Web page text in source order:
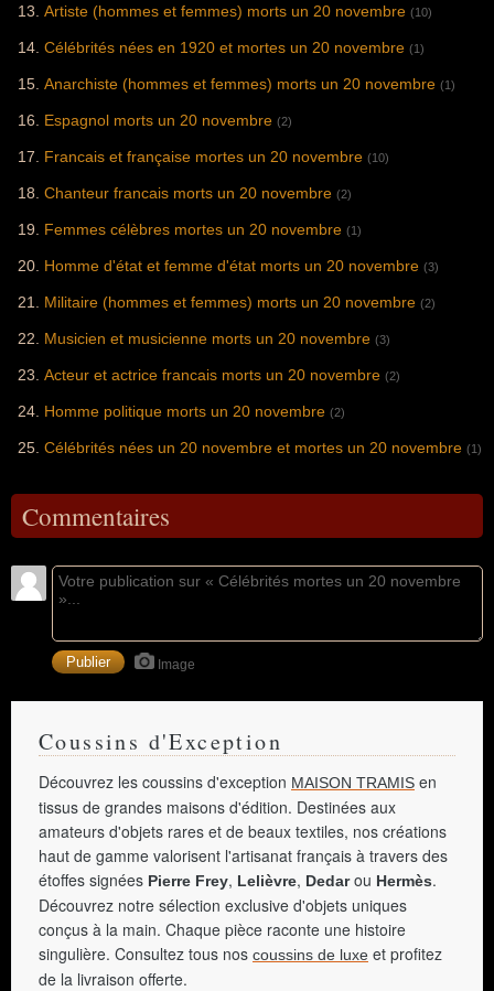
Artiste (hommes et femmes) morts un 20 novembre (10)
Célébrités nées en 1920 et mortes un 20 novembre (1)
Anarchiste (hommes et femmes) morts un 20 novembre (1)
Espagnol morts un 20 novembre (2)
Francais et française mortes un 20 novembre (10)
Chanteur francais morts un 20 novembre (2)
Femmes célèbres mortes un 20 novembre (1)
Homme d'état et femme d'état morts un 20 novembre (3)
Militaire (hommes et femmes) morts un 20 novembre (2)
Musicien et musicienne morts un 20 novembre (3)
Acteur et actrice francais morts un 20 novembre (2)
Homme politique morts un 20 novembre (2)
Célébrités nées un 20 novembre et mortes un 20 novembre (1)
Commentaires
Image
Coussins d'Exception
Découvrez les coussins d'exception MAISON TRAMIS en
tissus de grandes maisons d'édition. Destinées aux
amateurs d'objets rares et de beaux textiles, nos créations
haut de gamme valorisent l'artisanat français à travers des
étoffes signées Pierre Frey, Lelièvre, Dedarou Hermès.
Découvrez notre sélection exclusive d'objets uniques
conçus à la main. Chaque pièce raconte une histoire
singulière. Consultez tous nos coussins de luxe et profitez
de la livraison offerte.